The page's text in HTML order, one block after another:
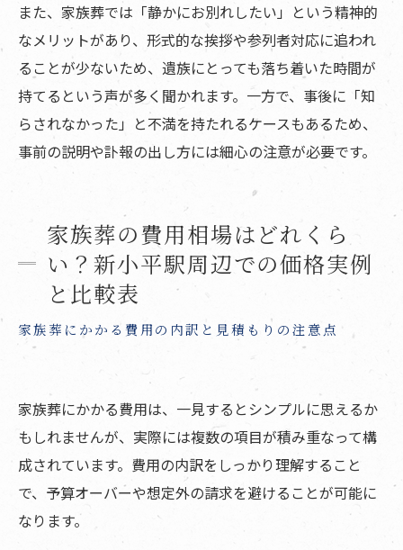
また、家族葬では「静かにお別れしたい」という精神的
なメリットがあり、形式的な挨拶や参列者対応に追われ
ることが少ないため、遺族にとっても落ち着いた時間が
持てるという声が多く聞かれます。一方で、事後に「知
らされなかった」と不満を持たれるケースもあるため、
事前の説明や訃報の出し方には細心の注意が必要です。
家族葬の費用相場はどれくら
い？新小平駅周辺での価格実例
と比較表
家族葬にかかる費用の内訳と見積もりの注意点
家族葬にかかる費用は、一見するとシンプルに思えるか
もしれませんが、実際には複数の項目が積み重なって構
成されています。費用の内訳をしっかり理解すること
で、予算オーバーや想定外の請求を避けることが可能に
なります。